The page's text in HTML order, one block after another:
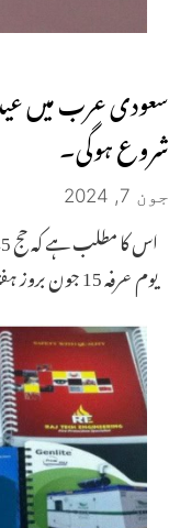
شروع ہوگی۔
جون 7, 2024
یوم عرفہ 15 جون بروز ہفتہ کو ہوگا۔ ریاض: ہلال کا چاند، جو کہ ذوالحجہ